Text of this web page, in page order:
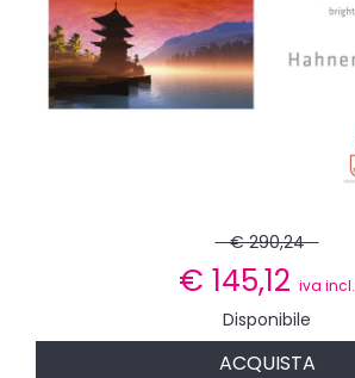
€ 290,24
€ 145,12 iva incl.
Disponibile
ACQUISTA